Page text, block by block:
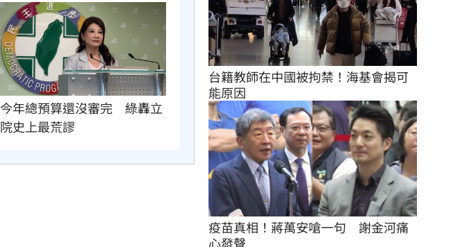
今年總預算還沒審完　綠轟立
院史上最荒謬
台籍教師在中國被拘禁！海基會揭可
能原因
疫苗真相！蔣萬安嗆一句　謝金河痛
心發聲